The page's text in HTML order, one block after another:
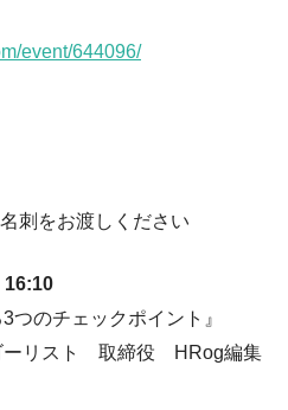
event/644096/
刺をお渡しください
16:10
つのチェックポイント』
ーリスト 取締役 HRog編集